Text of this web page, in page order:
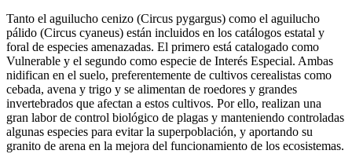
Tanto el aguilucho cenizo (Circus pygargus) como el aguilucho
pálido (Circus cyaneus) están incluidos en los catálogos estatal y
foral de especies amenazadas. El primero está catalogado como
Vulnerable y el segundo como especie de Interés Especial. Ambas
nidifican en el suelo, preferentemente de cultivos cerealistas como
cebada, avena y trigo y se alimentan de roedores y grandes
invertebrados que afectan a estos cultivos. Por ello, realizan una
gran labor de control biológico de plagas y manteniendo controladas
algunas especies para evitar la superpoblación, y aportando su
granito de arena en la mejora del funcionamiento de los ecosistemas.